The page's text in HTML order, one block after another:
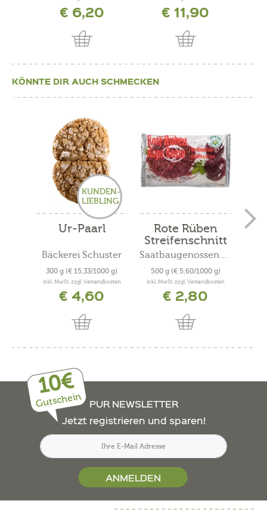
€ 6,20 € 11,90
KÖNNTE DIR AUCH SCHMECKEN
KUNDEN-
LIEBLING
Ur-Paarl
Bäckerei Schuster
300 g (€ 15,33/1000 g)
inkl. MwSt. zzgl. Versandkosten
€ 4,60
Rote Rüben
Streifenschnitt
Saatbaugenossenschaft...
500 g (€ 5,60/1000 g)
inkl. MwSt. zzgl. Versandkosten
€ 2,80
10€
Gutschein
PUR NEWSLETTER
Jetzt registrieren und sparen!
ANMELDEN